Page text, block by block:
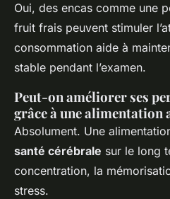
Oui, des encas comme une
fruit frais peuvent stimuler
consommation aide à
stable pendant l’examen.
Peut-on améliorer ses
grâce à une alimentation
Absolument. Une
santé cérébrale sur le long
concentration, la
stress.